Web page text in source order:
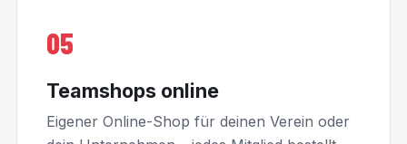
05
Teamshops online
Eigener Online-Shop für deinen Verein oder